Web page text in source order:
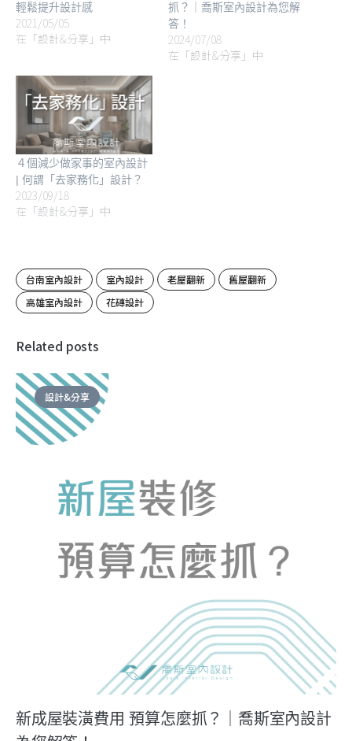
輕鬆提升設計感
2021/05/05
在「設計&分享」中
抓？｜喬斯室內設計為您解
答！
2024/07/08
在「設計&分享」中
４個減少做家事的室內設計
| 何謂「去家務化」設計？
2023/09/18
在「設計&分享」中
台南室內設計 室內設計 老屋翻新
舊屋翻新
高雄室內設計
花磚設計
Related posts
設計&分享
新成屋裝潢費用 預算怎麼抓？｜喬斯室內設計